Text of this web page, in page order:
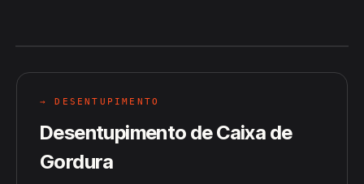
→ DESENTUPIMENTO
Desentupimento de Caixa de
Gordura